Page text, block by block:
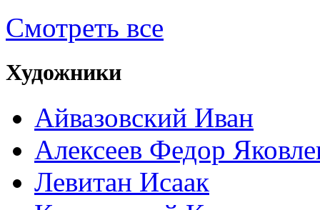
Смотреть все
Художники
Айвазовский Иван
Алексеев Федор
Левитан Исаак